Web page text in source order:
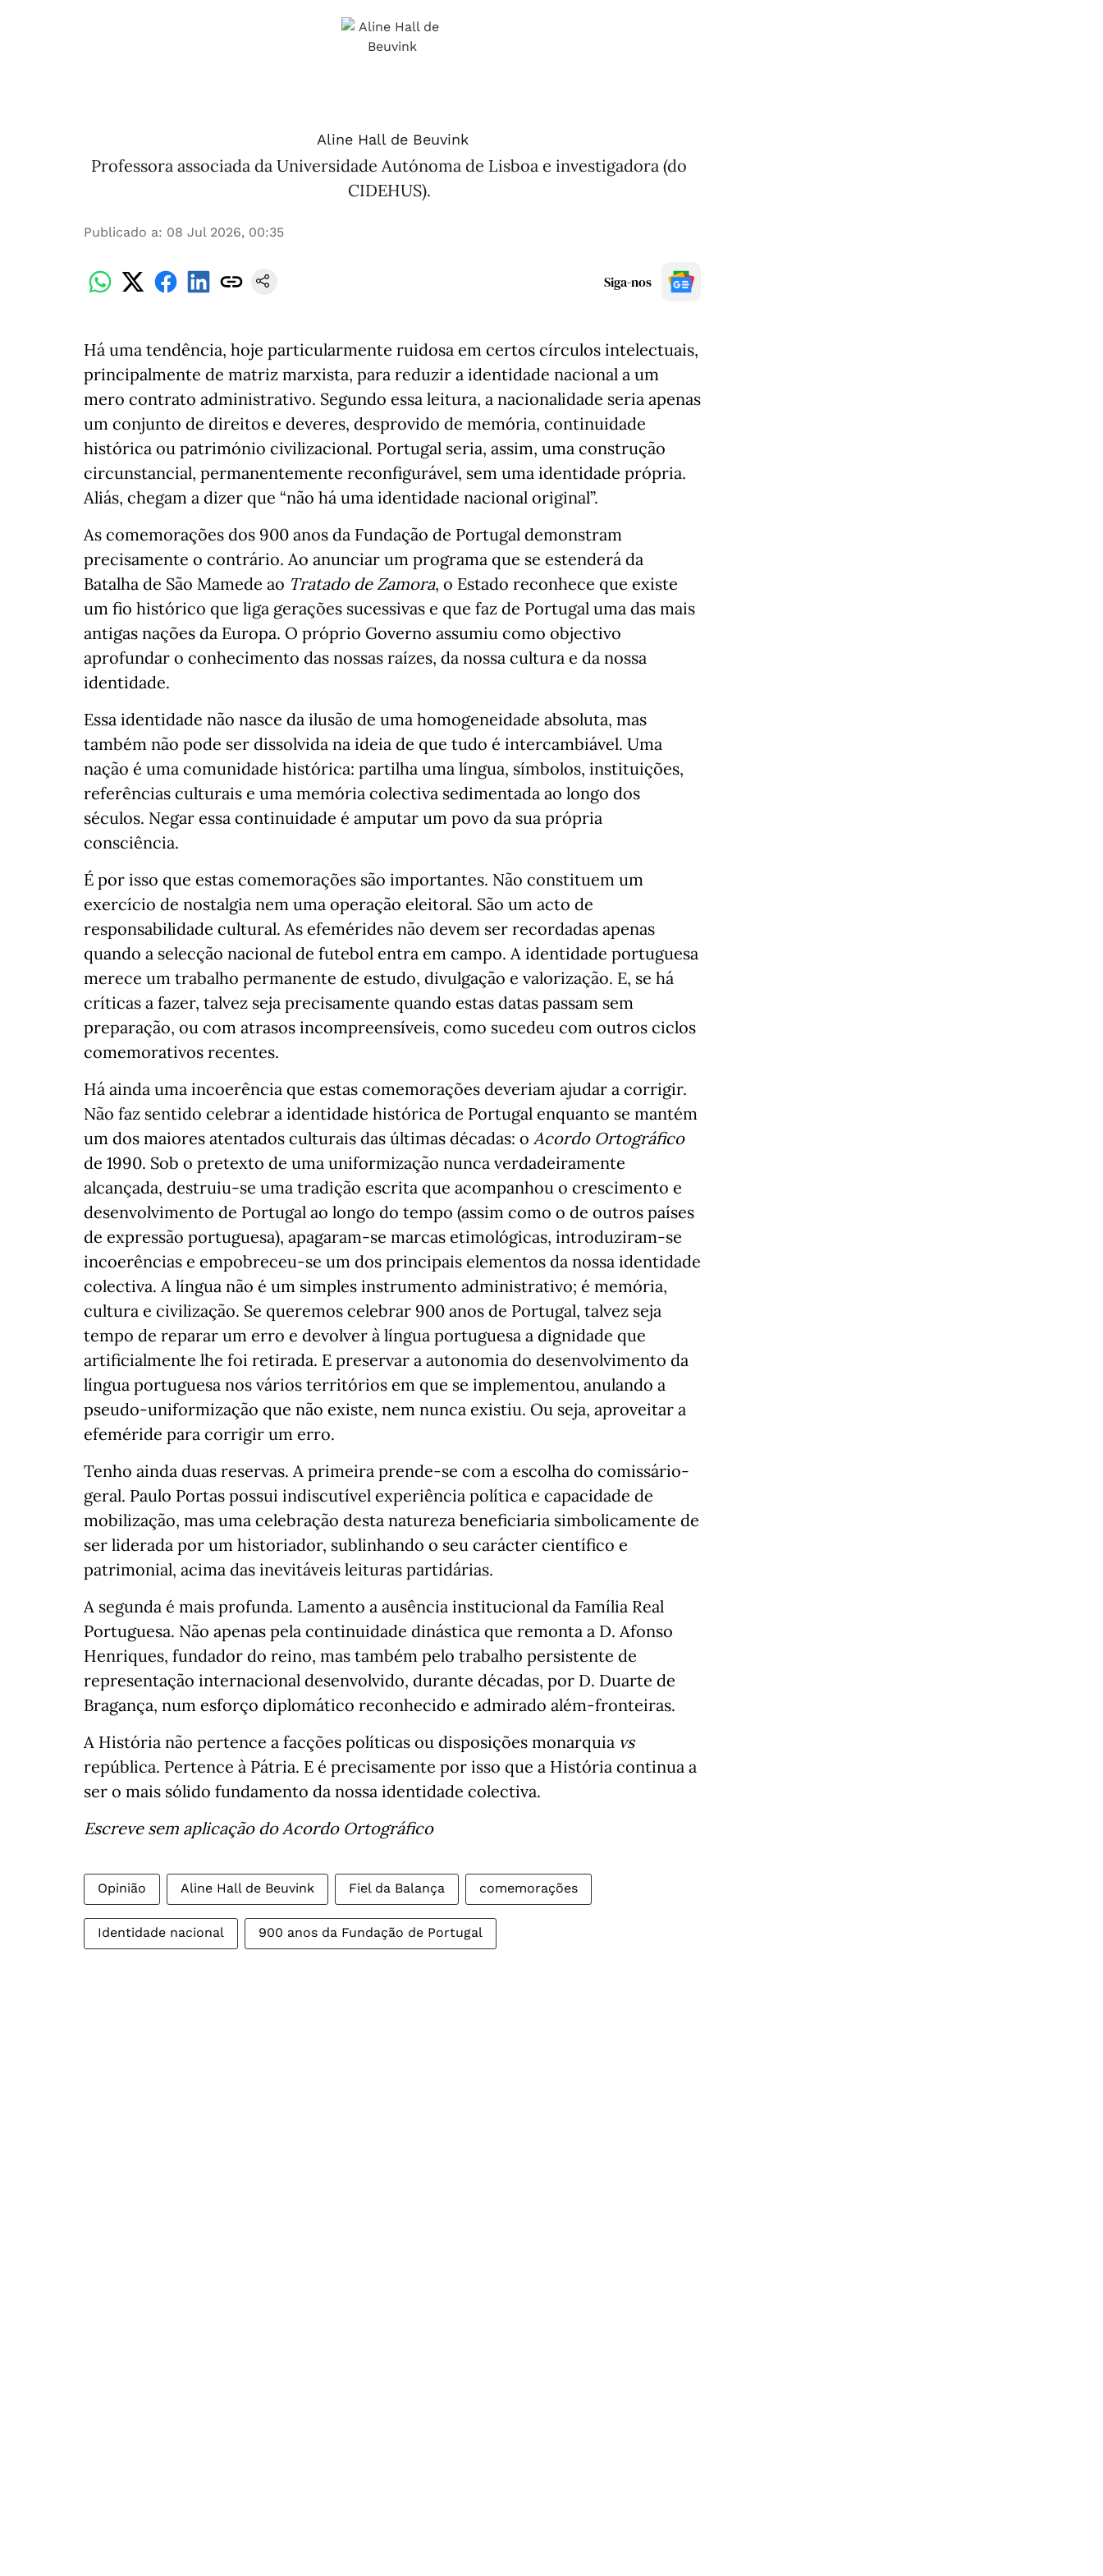
Aline Hall de Beuvink
Professora associada da Universidade Autónoma de Lisboa e investigadora (do
CIDEHUS).
Publicado a: 08 Jul 2026, 00:35
Siga-nos
Há uma tendência, hoje particularmente ruidosa em certos círculos intelectuais,
principalmente de matriz marxista, para reduzir a identidade nacional a um
mero contrato administrativo. Segundo essa leitura, a nacionalidade seria apenas
um conjunto de direitos e deveres, desprovido de memória, continuidade
histórica ou património civilizacional. Portugal seria, assim, uma construção
circunstancial, permanentemente reconfigurável, sem uma identidade própria.
Aliás, chegam a dizer que “não há uma identidade nacional original”.
As comemorações dos 900 anos da Fundação de Portugal demonstram
precisamente o contrário. Ao anunciar um programa que se estenderá da
Batalha de São Mamede ao Tratado de Zamora, o Estado reconhece que existe
um fio histórico que liga gerações sucessivas e que faz de Portugal uma das mais
antigas nações da Europa. O próprio Governo assumiu como objectivo
aprofundar o conhecimento das nossas raízes, da nossa cultura e da nossa
identidade.
Essa identidade não nasce da ilusão de uma homogeneidade absoluta, mas
também não pode ser dissolvida na ideia de que tudo é intercambiável. Uma
nação é uma comunidade histórica: partilha uma língua, símbolos, instituições,
referências culturais e uma memória colectiva sedimentada ao longo dos
séculos. Negar essa continuidade é amputar um povo da sua própria
consciência.
É por isso que estas comemorações são importantes. Não constituem um
exercício de nostalgia nem uma operação eleitoral. São um acto de
responsabilidade cultural. As efemérides não devem ser recordadas apenas
quando a selecção nacional de futebol entra em campo. A identidade portuguesa
merece um trabalho permanente de estudo, divulgação e valorização. E, se há
críticas a fazer, talvez seja precisamente quando estas datas passam sem
preparação, ou com atrasos incompreensíveis, como sucedeu com outros ciclos
comemorativos recentes.
Há ainda uma incoerência que estas comemorações deveriam ajudar a corrigir.
Não faz sentido celebrar a identidade histórica de Portugal enquanto se mantém
um dos maiores atentados culturais das últimas décadas: o Acordo Ortográfico
de 1990. Sob o pretexto de uma uniformização nunca verdadeiramente
alcançada, destruiu-se uma tradição escrita que acompanhou o crescimento e
desenvolvimento de Portugal ao longo do tempo (assim como o de outros países
de expressão portuguesa), apagaram-se marcas etimológicas, introduziram-se
incoerências e empobreceu-se um dos principais elementos da nossa identidade
colectiva. A língua não é um simples instrumento administrativo; é memória,
cultura e civilização. Se queremos celebrar 900 anos de Portugal, talvez seja
tempo de reparar um erro e devolver à língua portuguesa a dignidade que
artificialmente lhe foi retirada. E preservar a autonomia do desenvolvimento da
língua portuguesa nos vários territórios em que se implementou, anulando a
pseudo-uniformização que não existe, nem nunca existiu. Ou seja, aproveitar a
efeméride para corrigir um erro.
Tenho ainda duas reservas. A primeira prende-se com a escolha do comissário-
geral. Paulo Portas possui indiscutível experiência política e capacidade de
mobilização, mas uma celebração desta natureza beneficiaria simbolicamente de
ser liderada por um historiador, sublinhando o seu carácter científico e
patrimonial, acima das inevitáveis leituras partidárias.
A segunda é mais profunda. Lamento a ausência institucional da Família Real
Portuguesa. Não apenas pela continuidade dinástica que remonta a D. Afonso
Henriques, fundador do reino, mas também pelo trabalho persistente de
representação internacional desenvolvido, durante décadas, por D. Duarte de
Bragança, num esforço diplomático reconhecido e admirado além-fronteiras.
A História não pertence a facções políticas ou disposições monarquia vs
república. Pertence à Pátria. E é precisamente por isso que a História continua a
ser o mais sólido fundamento da nossa identidade colectiva.
Escreve sem aplicação do Acordo Ortográfico
Opinião Aline Hall de Beuvink Fiel da Balança comemorações
Identidade nacional 900 anos da Fundação de Portugal